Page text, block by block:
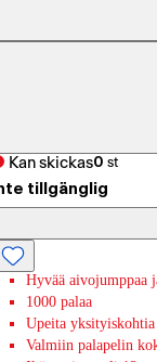
Kan skickas0 st
tillgänglig
Hyvää aivojumppaa
1000 palaa
Upeita yksityiskohtia
Valmiin palapelin